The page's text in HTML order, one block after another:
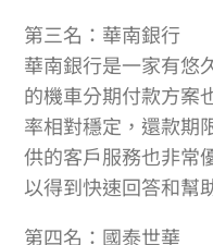
第三名：華南銀行
華南銀行是一家有悠
的機車分期付款方案
率相對穩定，還款期
供的客戶服務也非常
以得到快速回答和幫
第四名：國泰世華